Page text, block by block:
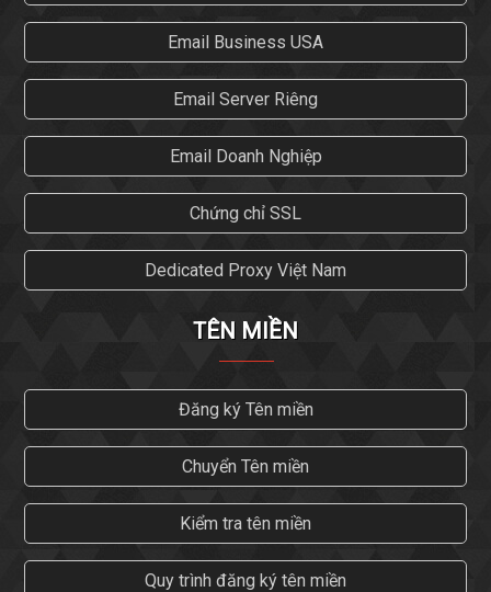
Email Business USA
Email Server Riêng
Email Doanh Nghiệp
Chứng chỉ SSL
Dedicated Proxy Việt Nam
TÊN MIỀN
Đăng ký Tên miền
Chuyển Tên miền
Kiểm tra tên miền
Quy trình đăng ký tên miền